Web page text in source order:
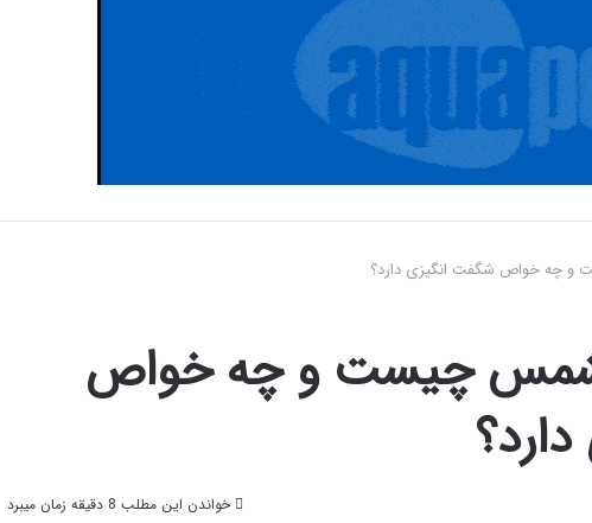
چه خواص شگفت انگیزی دارد؟
چیست و چه خواص
خواندن این مطلب 8 دقیقه زمان میبرد